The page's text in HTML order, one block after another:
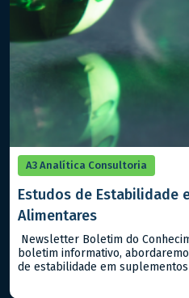
A3 Analítica Consultoria
Estudos de Estabilidade
Alimentares
Newsletter Boletim do
boletim informativo,
de estabilidade em